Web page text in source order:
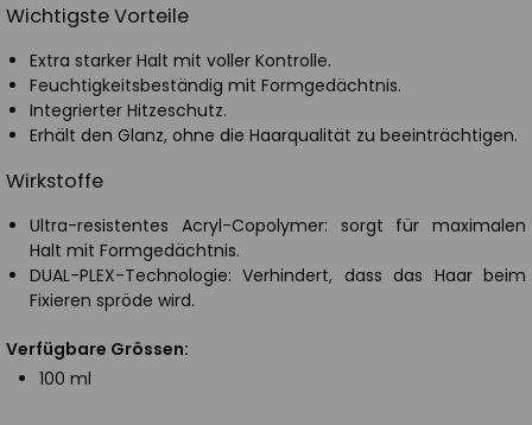
Wichtigste Vorteile
Extra starker Halt mit voller Kontrolle.
Feuchtigkeitsbeständig mit Formgedächtnis.
Integrierter Hitzeschutz.
Erhält den Glanz, ohne die Haarqualität zu beeinträchtigen.
Wirkstoffe
Ultra-resistentes Acryl-Copolymer: sorgt für maximalen
Halt mit Formgedächtnis.
DUAL-PLEX-Technologie: Verhindert, dass das Haar beim
Fixieren spröde wird.
Verfügbare Grössen:
100 ml